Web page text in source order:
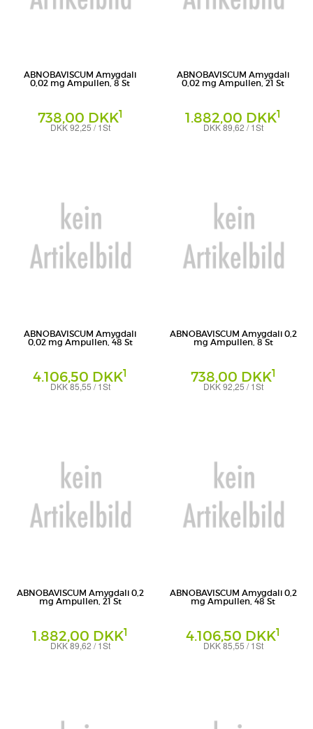
ABNOBAVISCUM Amygdali
0,02 mg Ampullen, 8 St
738,00 DKK1
DKK 92,25 / 1St
ABNOBAVISCUM Amygdali
0,02 mg Ampullen, 21 St
1.882,00 DKK1
DKK 89,62 / 1St
ABNOBAVISCUM Amygdali
0,02 mg Ampullen, 48 St
4.106,50 DKK1
DKK 85,55 / 1St
ABNOBAVISCUM Amygdali 0,2
mg Ampullen, 8 St
738,00 DKK1
DKK 92,25 / 1St
ABNOBAVISCUM Amygdali 0,2
mg Ampullen, 21 St
1.882,00 DKK1
DKK 89,62 / 1St
ABNOBAVISCUM Amygdali 0,2
mg Ampullen, 48 St
4.106,50 DKK1
DKK 85,55 / 1St